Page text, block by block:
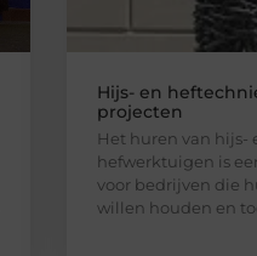
Hijs- en
projecten
Het huren van hijs-
hefwerktuigen is
voor bedrijven die
willen houden en